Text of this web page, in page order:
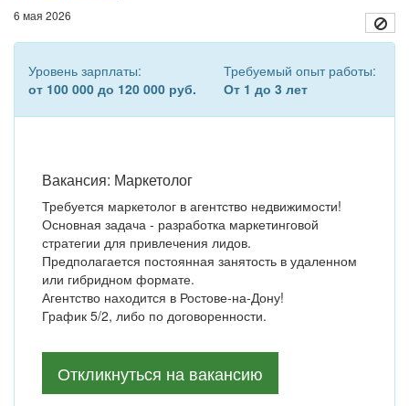
6 мая 2026
Уровень зарплаты:
от 100 000 до 120 000 руб.
Требуемый опыт работы:
От 1 до 3 лет
Вакансия: Маркетолог
Требуется маркетолог в агентство недвижимости!
Основная задача - разработка маркетинговой
стратегии для привлечения лидов.
Предполагается постоянная занятость в удаленном
или гибридном формате.
Агентство находится в Ростове-на-Дону!
График 5/2, либо по договоренности.
Откликнуться на вакансию